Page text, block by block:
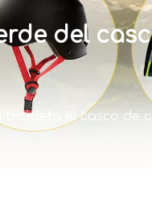
del
bicicleta el casco de